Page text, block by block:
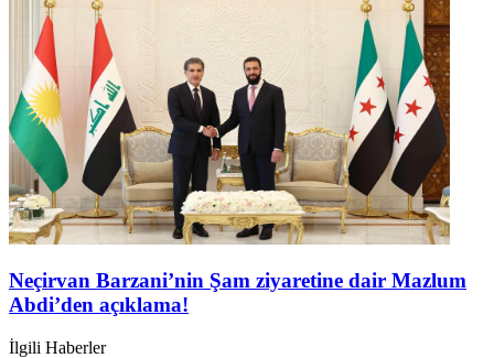
Neçirvan Barzani’nin Şam ziyaretine dair Mazlum
Abdi’den açıklama!
İlgili Haberler